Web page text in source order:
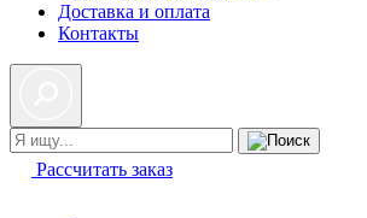
Доставка и оплата
Контакты
Рассчитать заказ